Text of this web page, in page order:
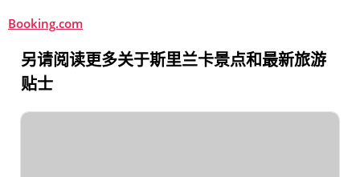
Booking.com
另请阅读更多关于斯里兰卡景点和最新旅游
贴士